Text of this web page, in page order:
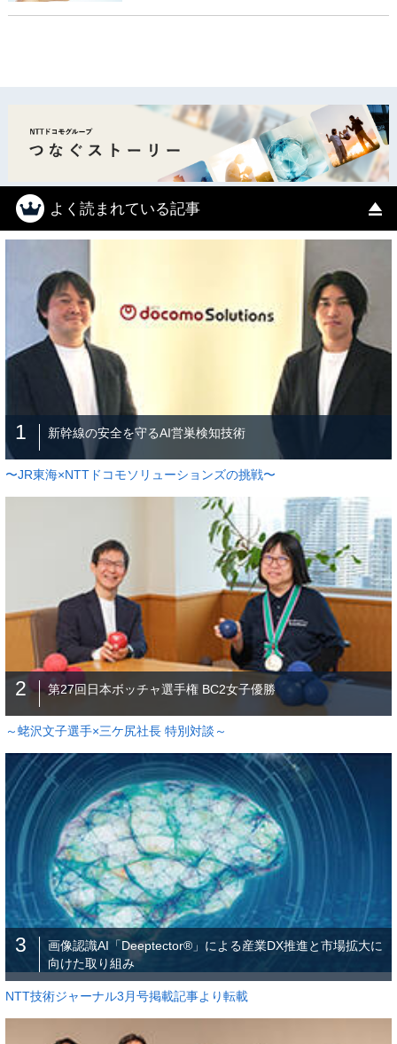
よく読まれている記事
1 新幹線の安全を守るAI営巣検知技術
〜JR東海×NTTドコモソリューションズの挑戦〜
2 第27回日本ボッチャ選手権 BC2女子優勝
～蛯沢文子選手×三ケ尻社長 特別対談～
3
画像認識AI「Deeptector®」による産業DX推進と市場拡大に
向けた取り組み
NTT技術ジャーナル3月号掲載記事より転載